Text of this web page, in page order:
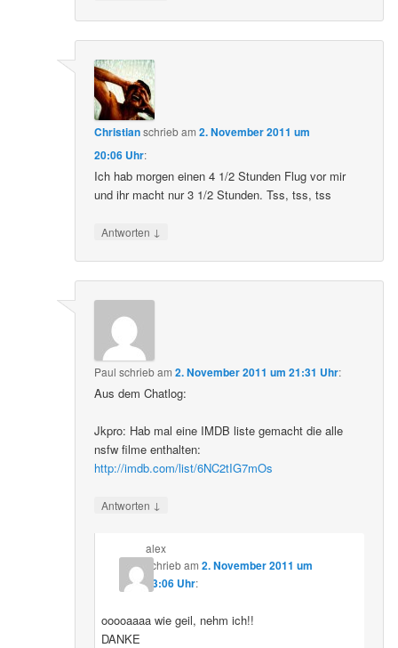
Christianschriebam2. November 2011 um
20:06 Uhr:
Ich hab morgen einen 4 1/2 Stunden Flug vor mir
und ihr macht nur 3 1/2 Stunden. Tss, tss, tss
Antworten ↓
Paul schriebam2. November 2011 um 21:31 Uhr:
Aus dem Chatlog:
Jkpro: Hab mal eine IMDB liste gemacht die alle
nsfw filme enthalten:
http://imdb.com/list/6NC2tIG7mOs
Antworten ↓
alex
schriebam 2. November 2011 um
23:06 Uhr:
ooooaaaa wie geil, nehm ich!!
DANKE